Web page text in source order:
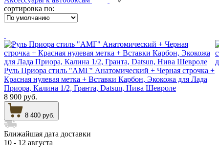
сортировка по:
Руль Приора стиль "АМГ" Анатомический + Черная строчка +
Красная нулевая метка + Вставки Карбон, Экокожа для Лада
Приора, Калина 1/2, Гранта, Datsun, Нива Шевроле
8 900 руб.
8 400 руб.
Ближайшая дата доставки
10 - 12 августа